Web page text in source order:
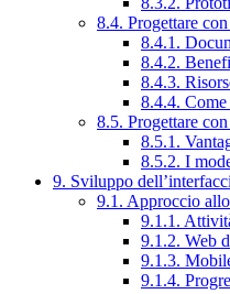
8.4. Progettare
8.4.1.
8.4.2.
8.4.3.
8.4.4.
8.5. Progettare
8.5.1.
8.5.2. I
9. Sviluppo
9.1. Approccio
9.1.1.
9.1.2. Web
9.1.3.
9.1.4.